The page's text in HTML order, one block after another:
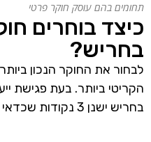
תחומים בהם עוסק חוקר פרטי
כיצד בוחרים
בחריש?
לבחור את החוקר הנכון
הקריטי ביותר. בעת פגישת
בחריש ישנן 3 נקודות שכדאי לשים אליהן לב: